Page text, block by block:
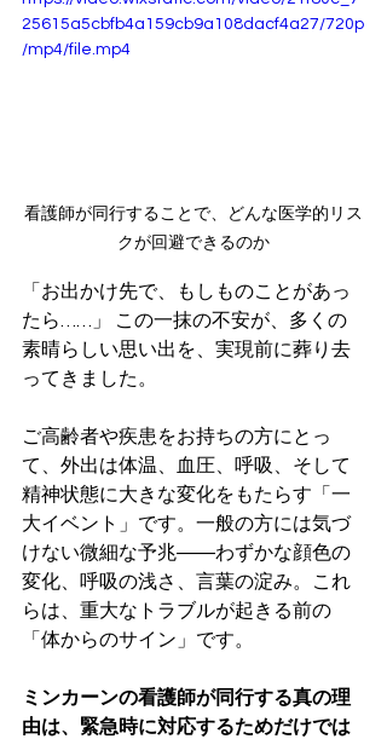
25615a5cbfb4a159cb9a108dacf4a27/720p
/mp4/file.mp4
看護師が同行することで、どんな医学的リス
クが回避できるのか
「お出かけ先で、もしものことがあっ
たら……」 この一抹の不安が、多くの
素晴らしい思い出を、実現前に葬り去
ってきました。
ご高齢者や疾患をお持ちの方にとっ
て、外出は体温、血圧、呼吸、そして
精神状態に大きな変化をもたらす「一
大イベント」です。一般の方には気づ
けない微細な予兆――わずかな顔色の
変化、呼吸の浅さ、言葉の淀み。これ
らは、重大なトラブルが起きる前の
「体からのサイン」です。
ミンカーンの看護師が同行する真の理
由は、緊急時に対応するためだけでは